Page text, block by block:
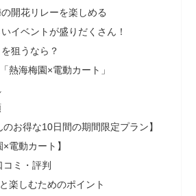
開花リレーを楽しめる
イベントが盛りだくさん！
狙うなら？
熱海梅園×電動カート」
のお得な10日間の期間限定プラン】
×電動カート】
ミ・評判
楽しむためのポイント